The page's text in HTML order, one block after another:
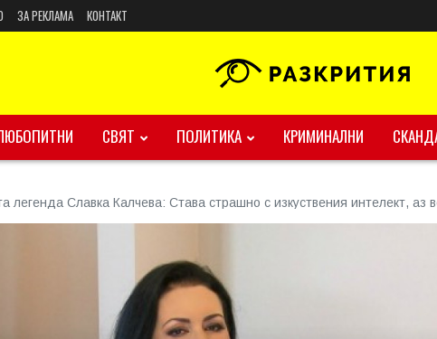
ЗА РЕКЛАМА КОНТАКТ
СВЯТ ПОЛИТИКА КРИМИНАЛНИ
легенда Славка Калчева: Става страшно с изкуствения интелект, аз